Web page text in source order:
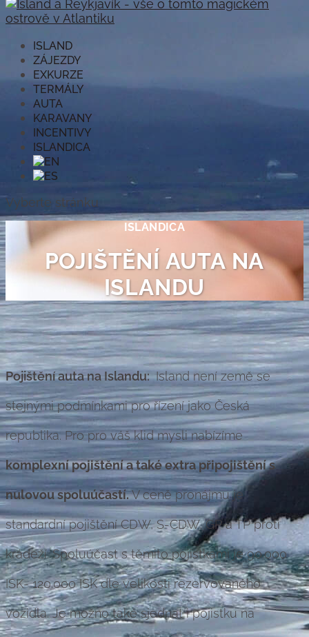
ISLAND
ZÁJEZDY
EXKURZE
TERMÁLY
AUTA
KARAVANY
INCENTIVY
ISLANDICA
Vyberte stránku
ISLANDICA
POJIŠTĚNÍ AUTA NA
ISLANDU
Pojištění auta na Islandu: Island není země se
stejnými podmínkami pro řízení jako Česká
republika. Pro pro váš klid mysli nabízíme
komplexní pojištění a také extra připojištění s
nulovouspoluúčastí.V ceně pronájmu je
standardní pojištění CDW, S-CDW, GP a TP proti
krádeží. Spoluúčast s těmito pojistkami je 90.000
ISK- 120.000 ISK dle velikosti rezervovaného
vozidla. Je možno také sjednat i pojistku na